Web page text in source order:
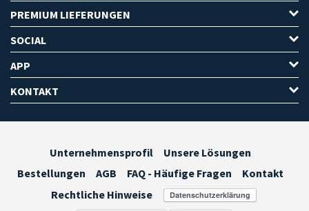
PREMIUM LIEFERUNGEN
SOCIAL
APP
KONTAKT
Unternehmensprofil
Unsere Lösungen
Bestellungen
AGB FAQ - Häufige Fragen
Kontakt
Rechtliche Hinweise